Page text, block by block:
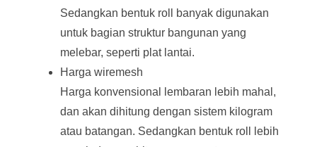
Sedangkan bentuk roll banyak digunakan
untuk bagian struktur bangunan yang
melebar, seperti plat lantai.
Harga wiremesh
Harga konvensional lembaran lebih mahal,
dan akan dihitung dengan sistem kilogram
atau batangan. Sedangkan bentuk roll lebih